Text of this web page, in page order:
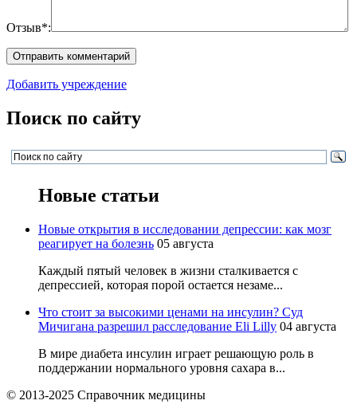
Отзыв*:
Добавить учреждение
Поиск по сайту
Новые статьи
Новые открытия в исследовании депрессии: как мозг
реагирует на болезнь 05 августа
Каждый пятый человек в жизни сталкивается с
депрессией, которая порой остается незаме...
Что стоит за высокими ценами на инсулин? Суд
Мичигана разрешил расследование Eli Lilly 04 августа
В мире диабета инсулин играет решающую роль в
поддержании нормального уровня сахара в...
© 2013-2025 Справочник медицины